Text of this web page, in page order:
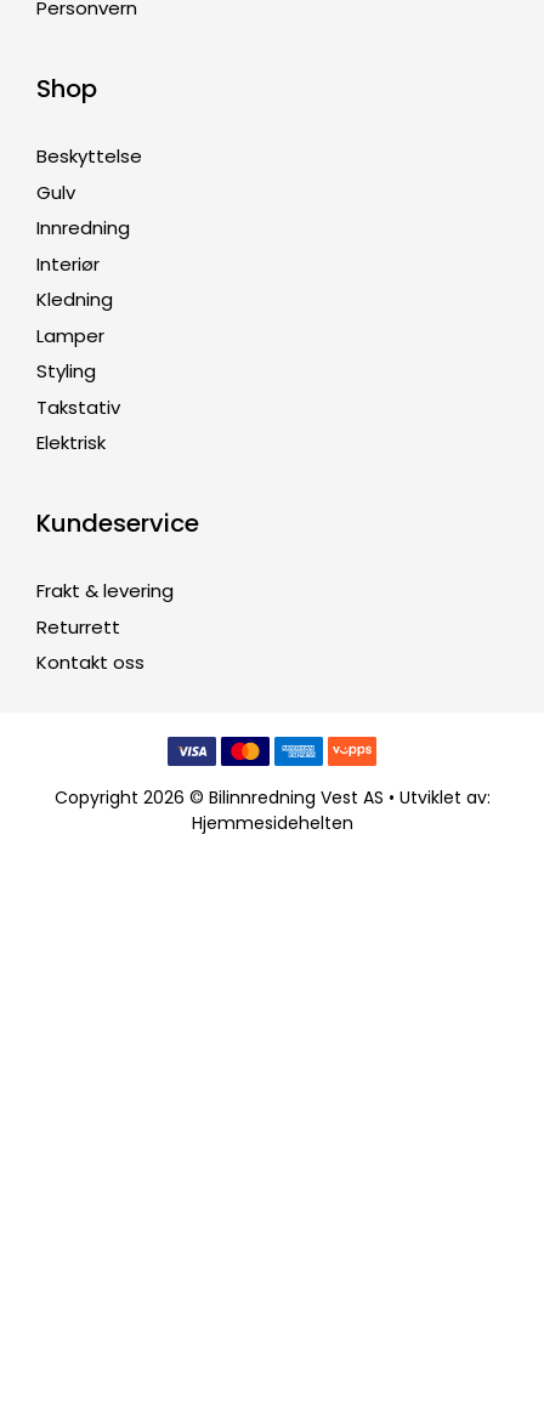
Personvern
Shop
Beskyttelse
Gulv
Innredning
Interiør
Kledning
Lamper
Styling
Takstativ
Elektrisk
Kundeservice
Frakt & levering
Returrett
Kontakt oss
Copyright 2026 © Bilinnredning Vest AS • Utviklet av:
Hjemmesidehelten